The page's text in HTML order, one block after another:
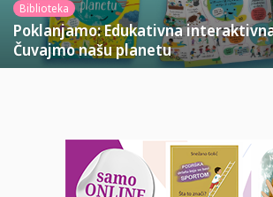
Biblioteka
Poklanjamo: Edukativna
Čuvajmo našu planetu